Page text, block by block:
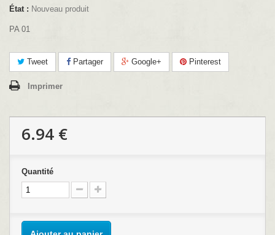
État : Nouveau produit
PA 01
Tweet Partager Google+ Pinterest
Imprimer
6.94 €
Quantité